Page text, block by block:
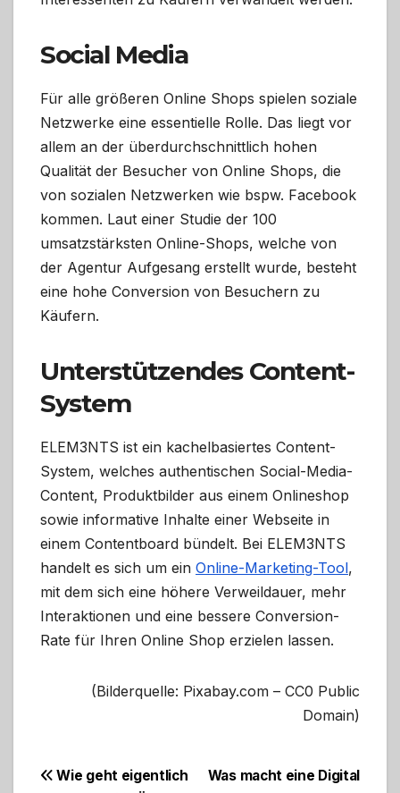
Social Media
Für alle größeren Online Shops spielen soziale
Netzwerke eine essentielle Rolle. Das liegt vor
allem an der überdurchschnittlich hohen
Qualität der Besucher von Online Shops, die
von sozialen Netzwerken wie bspw. Facebook
kommen. Laut einer Studie der 100
umsatzstärksten Online-Shops, welche von
der Agentur Aufgesang erstellt wurde, besteht
eine hohe Conversion von Besuchern zu
Käufern.
Unterstützendes Content-
System
ELEM3NTS ist ein kachelbasiertes Content-
System, welches authentischen Social-Media-
Content, Produktbilder aus einem Onlineshop
sowie informative Inhalte einer Webseite in
einem Contentboard bündelt. Bei ELEM3NTS
handelt es sich um ein Online-Marketing-Tool,
mit dem sich eine höhere Verweildauer, mehr
Interaktionen und eine bessere Conversion-
Rate für Ihren Online Shop erzielen lassen.
(Bilderquelle: Pixabay.com – CC0 Public
Domain)
Beitragsnavigation
Was macht eine Digital
Wie geht eigentlich